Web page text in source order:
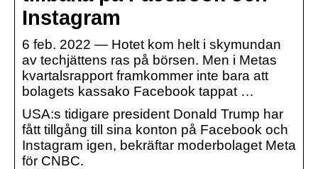
Instagram
6 feb. 2022 — Hotet kom helt i skymundan
av techjättens ras på börsen. Men i Metas
kvartalsrapport framkommer inte bara att
bolagets kassako Facebook tappat …
USA:s tidigare president Donald Trump har
fått tillgång till sina konton på Facebook och
Instagram igen, bekräftar moderbolaget Meta
för CNBC.